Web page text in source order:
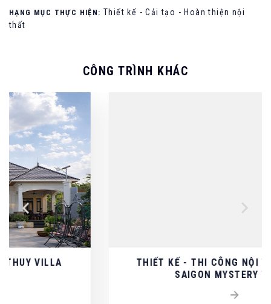
HẠNG MỤC THỰC HIỆN: Thiết kế - Cải tạo - Hoàn thiện nội
thất
CÔNG TRÌNH KHÁC
THIẾT KẾ - THI CÔNG NỘI THẤT CAO CẤP
SAIGON MYSTERY VILLAS